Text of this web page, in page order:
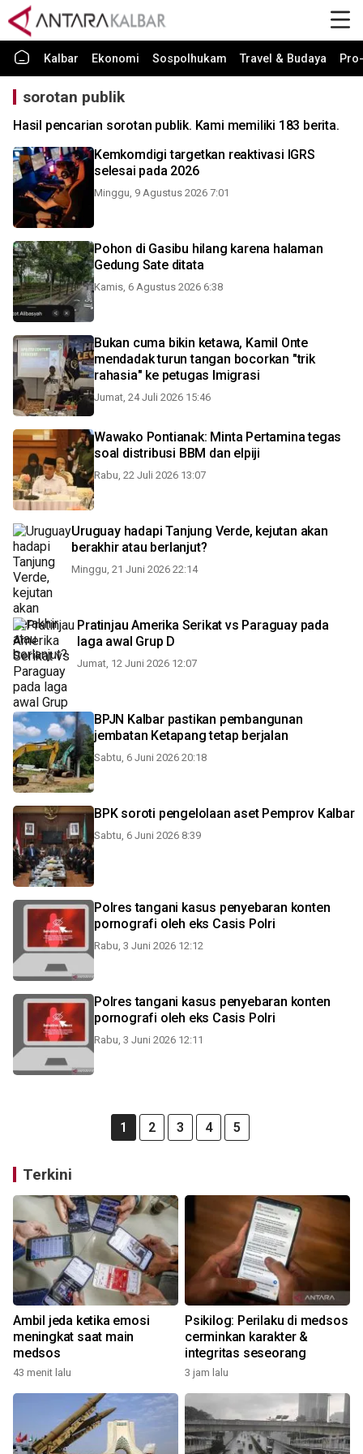
Kalbar Ekonomi Sospolhukam Travel & Budaya
sorotan publik
Hasil pencarian sorotan publik. Kami memiliki 183 berita.
Kemkomdigi targetkan reaktivasi IGRS
selesai pada 2026
Minggu, 9 Agustus 2026 7:01
Pohon di Gasibu hilang karena halaman
Gedung Sate ditata
Kamis, 6 Agustus 2026 6:38
Bukan cuma bikin ketawa, Kamil Onte
mendadak turun tangan bocorkan "trik
rahasia" ke petugas Imigrasi
Jumat, 24 Juli 2026 15:46
Wawako Pontianak: Minta Pertamina tegas
soal distribusi BBM dan elpiji
Rabu, 22 Juli 2026 13:07
Uruguay hadapi Tanjung Verde, kejutan akan
berakhir atau berlanjut?
Minggu, 21 Juni 2026 22:14
Pratinjau Amerika Serikat vs Paraguay pada
laga awal Grup D
Jumat, 12 Juni 2026 12:07
BPJN Kalbar pastikan pembangunan
jembatan Ketapang tetap berjalan
Sabtu, 6 Juni 2026 20:18
BPK soroti pengelolaan aset Pemprov Kalbar
Sabtu, 6 Juni 2026 8:39
Polres tangani kasus penyebaran konten
pornografi oleh eks Casis Polri
Rabu, 3 Juni 2026 12:12
Polres tangani kasus penyebaran konten
pornografi oleh eks Casis Polri
Rabu, 3 Juni 2026 12:11
1 2 3 4 5
Terkini
Ambil jeda ketika emosi
meningkat saat main
medsos
43 menit lalu
Psikilog: Perilaku di medsos
cerminkan karakter &
integritas seseorang
3 jam lalu